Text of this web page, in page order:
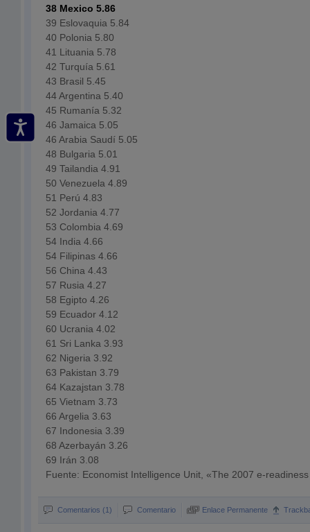
38 Mexico 5.86
39 Eslovaquia 5.84
40 Polonia 5.80
41 Lituania 5.78
42 Turquía 5.61
43 Brasil 5.45
44 Argentina 5.40
45 Rumanía 5.32
46 Jamaica 5.05
46 Arabia Saudí 5.05
48 Bulgaria 5.01
49 Tailandia 4.91
50 Venezuela 4.89
51 Perú 4.83
52 Jordania 4.77
53 Colombia 4.69
54 India 4.66
54 Filipinas 4.66
56 China 4.43
57 Rusia 4.27
58 Egipto 4.26
59 Ecuador 4.12
60 Ucrania 4.02
61 Sri Lanka 3.93
62 Nigeria 3.92
63 Pakistan 3.79
64 Kazajstan 3.78
65 Vietnam 3.73
66 Argelia 3.63
67 Indonesia 3.39
68 Azerbayán 3.26
69 Irán 3.08
Fuente: Economist Intelligence Unit, «The 2007 e-
Comentarios (1) Comentario Enlace Permanente